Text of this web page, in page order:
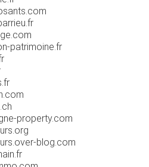
patrimoine.fr
property.com
blog.com